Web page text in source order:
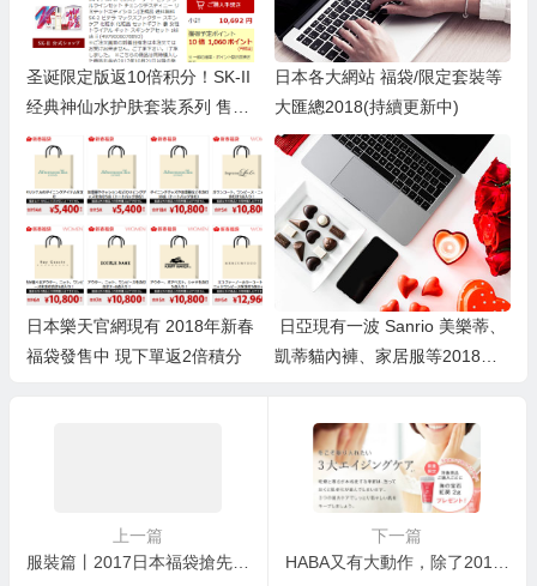
圣诞限定版返10倍积分！SK-II
经典神仙水护肤套装系列 售价1
0692日元+1060积分
日本各大網站 福袋/限定套裝等
大匯總2018(持續更新中)
日本樂天官網現有 2018年新春
福袋發售中 現下單返2倍積分
日亞現有一波 Sanrio 美樂蒂、
凱蒂貓內褲、家居服等2018福
上一篇
服裝篇丨2017日本福袋搶先看！
下一篇
HABA又有大動作，除了2017年豪華福袋，各種新品也相繼曝光！